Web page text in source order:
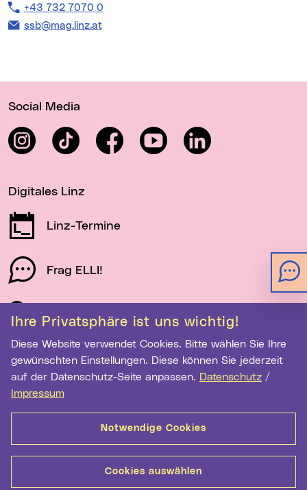
Ihre Privatsphäre ist uns wichtig!
Diese Website verwendet Cookies. Bitte wählen Sie Ihre
gewünschten Einstellungen. Diese können Sie jederzeit
auf der Datenschutz-Seite anpassen. Datenschutz /
Impressum
Notwendige Cookies
Cookies auswählen
Telefon:
+43 732 7070 0
E-Mail Adresse:
ssb@mag.linz.at
Social Media
InstagramTikTok FacebookYouTube LinkedIn
Digitales Linz
Linz-Termine
Frag ELLI!
Schau auf Linz
Newsletter-Anmeldung
E-Mail-Adresse eingeben
Anmelden